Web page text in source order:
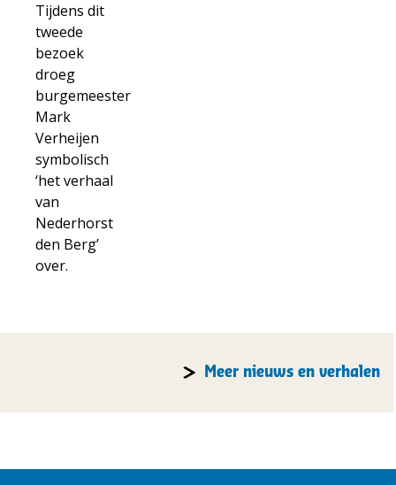
Tijdens dit
tweede
bezoek
droeg
burgemeester
Mark
Verheijen
symbolisch
‘het verhaal
van
Nederhorst
den Berg’
over.
Meer nieuws en verhalen